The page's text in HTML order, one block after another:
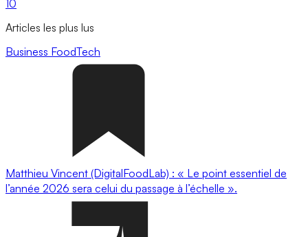
10
Articles les plus lus
Business FoodTech
Matthieu Vincent (DigitalFoodLab) : « Le point essentiel de
l’année 2026 sera celui du passage à l’échelle ».